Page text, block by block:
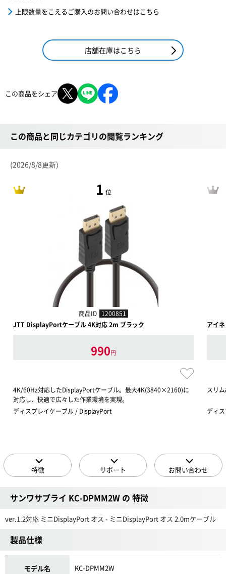
上限数量をこえるご購入のお問い合わせはこちら
店舗在庫はこちら
この商品をシェア
この商品と同じカテゴリの閲覧ランキング
(2026/8/8更新)
1 位
商品ID 1200851
JTT DisplayPortケーブル 4K対応 2m ブラック
990円
4K/60Hz対応したDisplayPortケーブル。最大4K(3840×2160)に
対応し、快適で広々した作業環境を実現。
ディスプレイケーブル / DisplayPort
アイ
スリ
ディ
特徴 サポート お問い合わせ
サンワサプライ KC-DPMM2W の 特徴
ver.1.2対応 ミニDisplayPort オス - ミニDisplayPort オス 2.0mケーブル
製品仕様
モデル名 KC-DPMM2W